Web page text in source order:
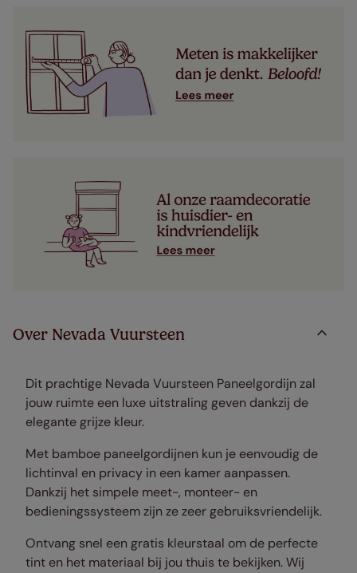
Over Nevada Vuursteen
Dit prachtige Nevada Vuursteen Paneelgordijn zal
jouw ruimte een luxe uitstraling geven dankzij de
elegante grijze kleur.
Met bamboe paneelgordijnen kun je eenvoudig de
lichtinval en privacy in een kamer aanpassen.
Dankzij het simpele meet-, monteer- en
bedieningssysteem zijn ze zeer gebruiksvriendelijk.
Ontvang snel een gratis kleurstaal om de perfecte
tint en het materiaal bij jou thuis te bekijken. Wij